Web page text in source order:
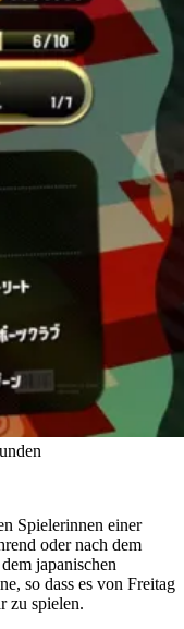
Spielerinnen einer
oder nach dem
japanischen
so dass es von Freitag
zu spielen.